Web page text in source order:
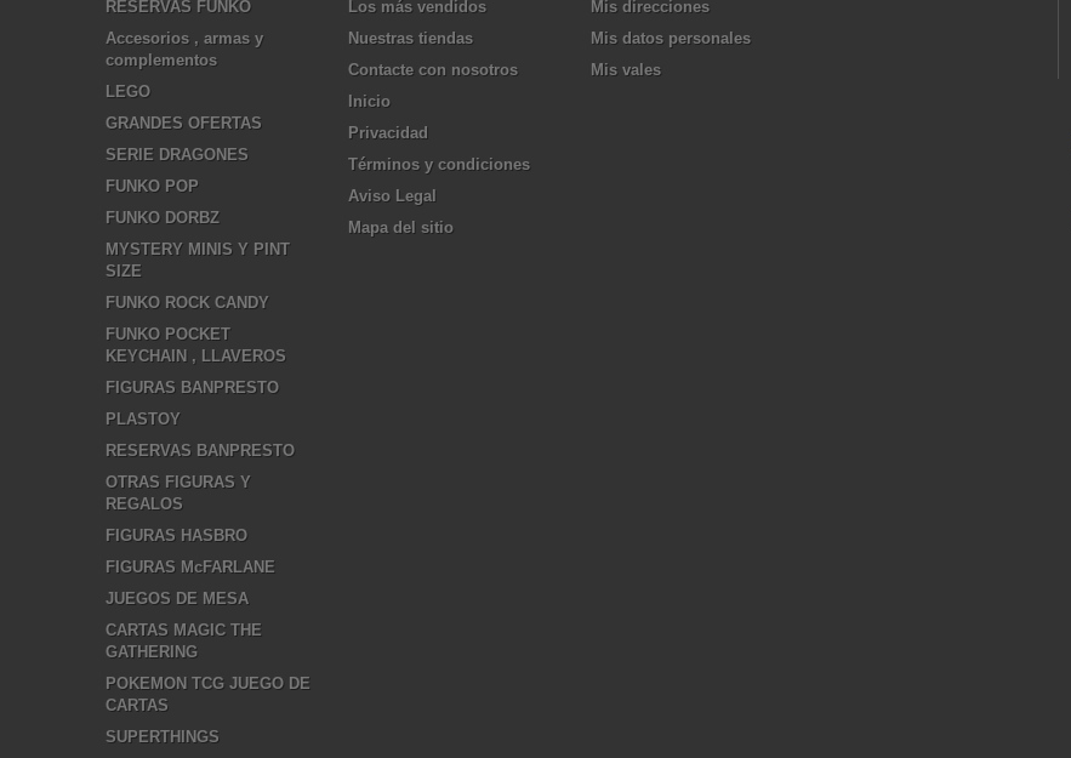
RESERVAS FUNKO
Accesorios , armas y
complementos
LEGO
GRANDES OFERTAS
SERIE DRAGONES
FUNKO POP
FUNKO DORBZ
MYSTERY MINIS Y PINT
SIZE
FUNKO ROCK CANDY
FUNKO POCKET
KEYCHAIN , LLAVEROS
FIGURAS BANPRESTO
PLASTOY
RESERVAS BANPRESTO
OTRAS FIGURAS Y
REGALOS
FIGURAS HASBRO
FIGURAS McFARLANE
JUEGOS DE MESA
CARTAS MAGIC THE
GATHERING
POKEMON TCG JUEGO DE
CARTAS
SUPERTHINGS
Los más vendidos
Nuestras tiendas
Contacte con nosotros
Inicio
Privacidad
Términos y condiciones
Aviso Legal
Mapa del sitio
Mis direcciones
Mis datos personales
Mis vales